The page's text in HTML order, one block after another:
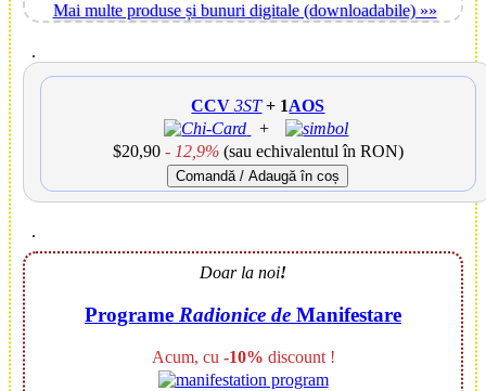
Mai multe produse și bunuri digitale (downloadabile) »»
.
CCV3ST+ 1AOS
+
$20,90 - 12,9% (sau echivalentul în RON)
Comandă / Adaugă în coș
.
Doar la noi!
Programe Radionice de Manifestare
Acum, cu -10% discount !